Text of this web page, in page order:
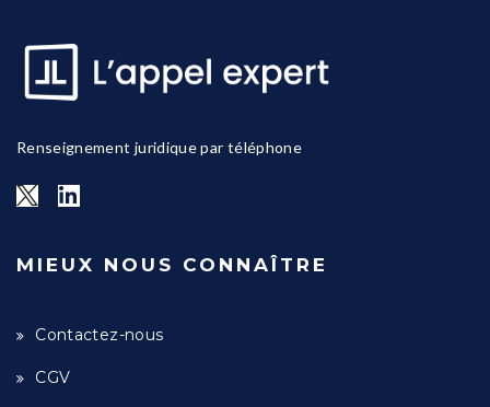
Renseignement juridique par téléphone
MIEUX NOUS CONNAÎTRE
Contactez-nous
CGV